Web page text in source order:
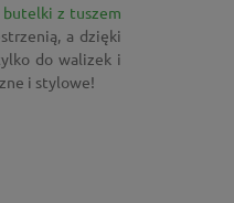
butelki z tuszem
a dzięki
do walizek i
i stylowe!